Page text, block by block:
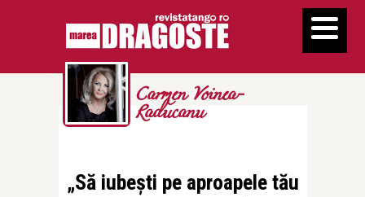
Carmen Voinea-
Raducanu
„Să iubești pe aproapele tău